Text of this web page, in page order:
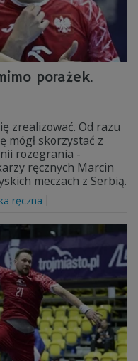
porażek.
zrealizować. Od razu
mógł skorzystać z
rozegrania -
ręcznych Marcin
meczach z Serbią.
ręczna